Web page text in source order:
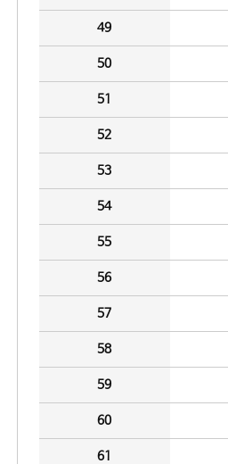
49
50
51
52
53
54
55
56
57
58
59
60
61